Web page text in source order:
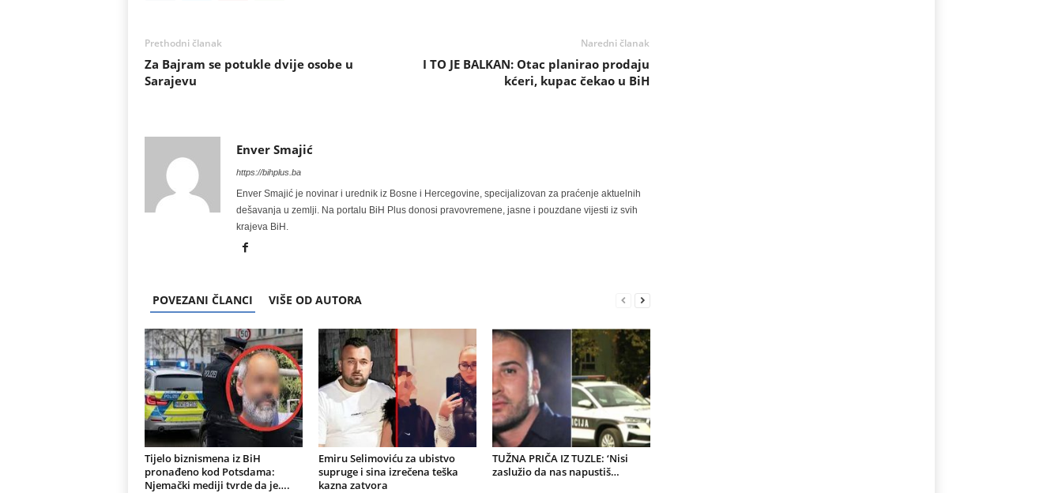
Prethodni članak
Za Bajram se potukle dvije osobe u
Sarajevu
Naredni članak
I TO JE BALKAN: Otac planirao prodaju
kćeri, kupac čekao u BiH
Enver Smajić
https://bihplus.ba
Enver Smajić je novinar i urednik iz Bosne i Hercegovine, specijalizovan za praćenje aktuelnih
dešavanja u zemlji. Na portalu BiH Plus donosi pravovremene, jasne i pouzdane vijesti iz svih
krajeva BiH.
POVEZANI ČLANCI VIŠE OD AUTORA
Tijelo biznismena iz BiH
pronađeno kod Potsdama:
Njemački mediji tvrde da je….
Emiru Selimoviću za ubistvo
supruge i sina izrečena teška
kazna zatvora
TUŽNA PRIČA IZ TUZLE: ‘Nisi
zaslužio da nas napustiš…